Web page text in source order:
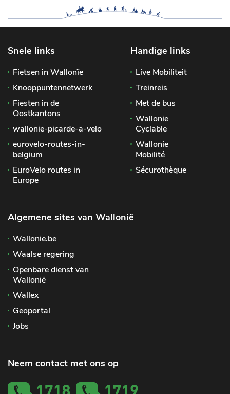
Snele links
Fietsen in Wallonïe
Knooppuntennetwerk
Fiesten in de
Oostkantons
wallonie-picarde-a-velo
eurovelo-routes-in-
belgium
EuroVelo routes in
Europe
Handige links
Live Mobiliteit
Treinreis
Met de bus
Wallonie
Cyclable
Wallonie
Mobilité
Sécurothèque
Algemene sites van Wallonië
Wallonie.be
Waalse regering
Openbare dienst van
Wallonië
Wallex
Geoportal
Jobs
Neem contact met ons op